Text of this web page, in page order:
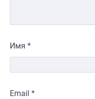
Имя *
Email *